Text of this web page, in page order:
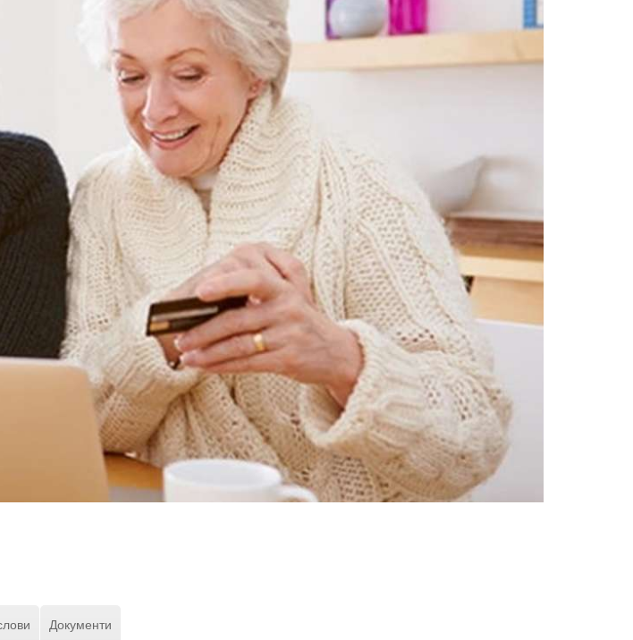
Документи